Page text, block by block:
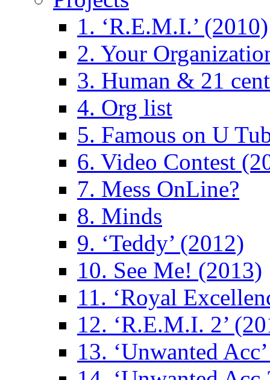
1. ‘R.E.M.I.’ (2010)
2. Your
3. Human & 21
4. Org list
5. Famous on U
6. Video Contest
7. Mess OnLine?
8. Minds
9. ‘Teddy’ (2012)
10. See Me! (2013)
11. ‘Royal
12. ‘R.E.M.I. 2’
13. ‘Unwanted